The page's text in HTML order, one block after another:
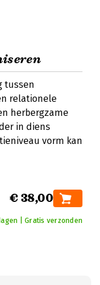
tussen
relationele
herbergzame
in diens
vorm kan
€ 38,00
| Gratis verzonden